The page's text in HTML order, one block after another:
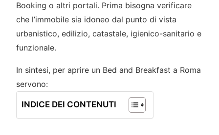
Booking o altri portali. Prima bisogna verificare
che l’immobile sia idoneo dal punto di vista
urbanistico, edilizio, catastale, igienico-sanitario e
funzionale.
In sintesi, per aprire un Bed and Breakfast a Roma
servono:
INDICE DEI CONTENUTI